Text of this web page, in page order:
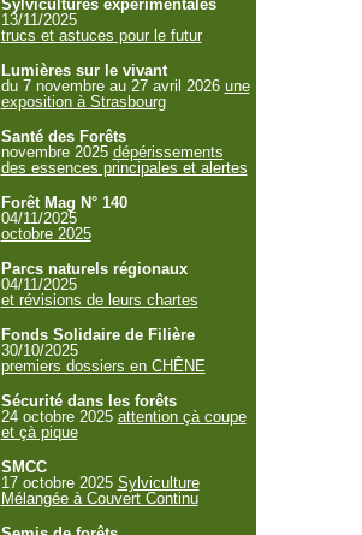
Sylvicultures expérimentales
13/11/2025
trucs et astuces pour le futur
Lumières sur le vivant
du 7 novembre au 27 avril 2026 une
exposition à Strasbourg
Santé des Forêts
novembre 2025 dépérissements
des essences principales et alertes
Forêt Mag N° 140
04/11/2025
octobre 2025
Parcs naturels régionaux
04/11/2025
et révisions de leurs chartes
Fonds Solidaire de Filière
30/10/2025
premiers dossiers en CHÊNE
Sécurité dans les forêts
24 octobre 2025 attention çà coupe
et çà pique
SMCC
17 octobre 2025 Sylviculture
Mélangée à Couvert Continu